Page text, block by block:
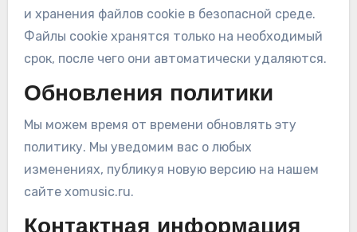
и хранения файлов cookie в безопасной среде.
Файлы cookie хранятся только на необходимый
срок, после чего они автоматически удаляются.
Обновления политики
Мы можем время от времени обновлять эту
политику. Мы уведомим вас о любых
изменениях, публикуя новую версию на нашем
сайте xomusic.ru.